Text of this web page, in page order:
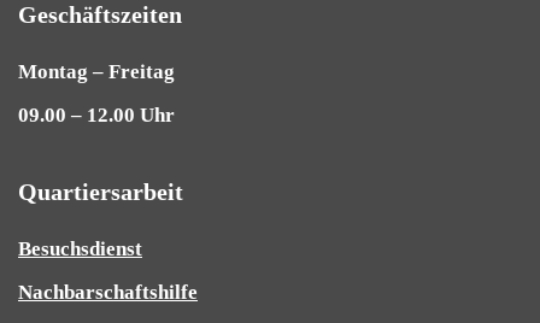
Geschäftszeiten
Montag – Freitag
09.00 – 12.00 Uhr
Quartiersarbeit
Besuchsdienst
Nachbarschaftshilfe